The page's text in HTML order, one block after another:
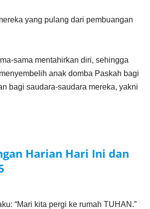
yang pulang dari pembuangan
sama mentahirkan diri, sehingga
anak domba Paskah bagi
bagi saudara-saudara mereka, yakni
Harian Hari Ini dan
“Mari kita pergi ke rumah TUHAN.”